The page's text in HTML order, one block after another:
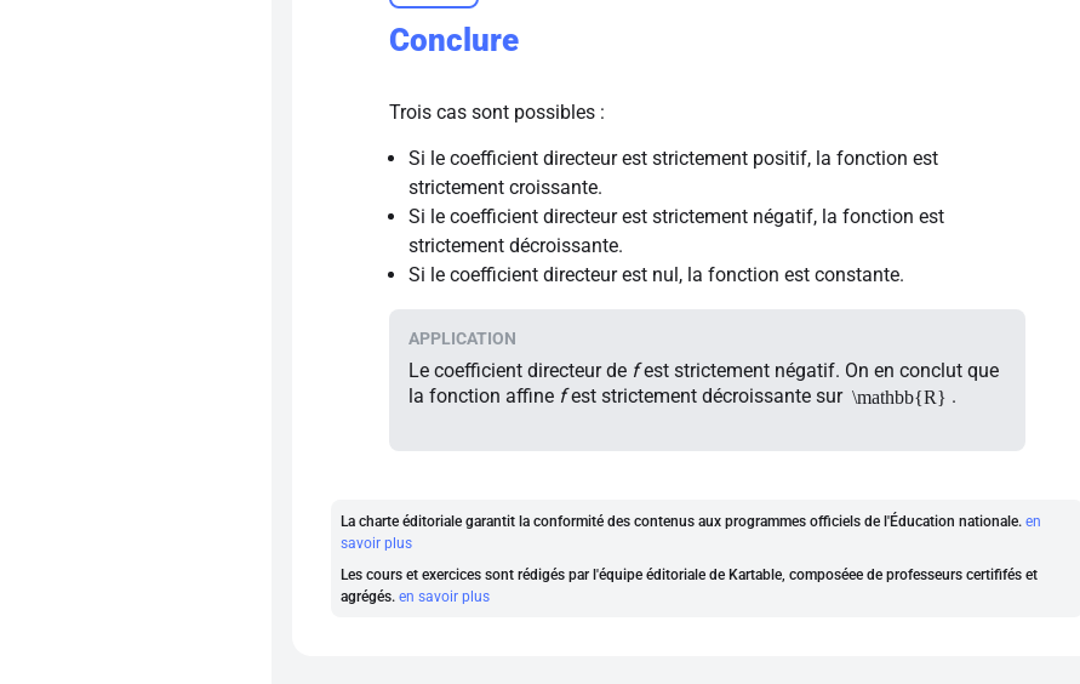
Conclure
Trois cas sont possibles :
Si le coefficient directeur est strictement positif, la fonction est
strictement croissante.
Si le coefficient directeur est strictement négatif, la fonction est
strictement décroissante.
Si le coefficient directeur est nul, la fonction est constante.
Le coefficient directeur de fest strictement négatif. On en conclut que
la fonction affine fest strictement décroissante sur \mathbb{R} .
La charte éditoriale garantit la conformité des contenus aux programmes officiels de l'Éducation nationale. en
savoir plus
Les cours et exercices sont rédigés par l'équipe éditoriale de Kartable, composéee de professeurs certififés et
agrégés. en savoir plus